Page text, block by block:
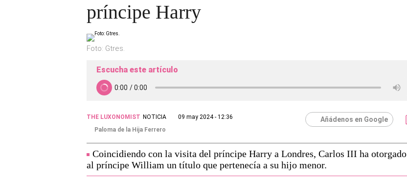
príncipe Harry
Foto: Gtres.
Escucha este artículo
THE LUXONOMIST NOTICIA
09 may 2024 - 12:36
Paloma de la Hija Ferrero
Añádenos en Google
Coincidiendo con la visita del príncipe Harry a Londres, Carlos III ha otorgado
al príncipe William un título que pertenecía a su hijo menor.